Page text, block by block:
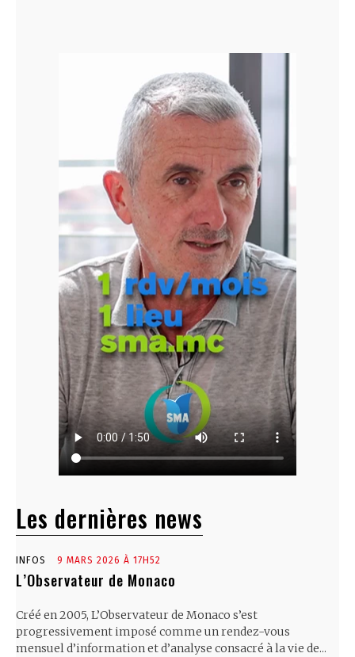
Les dernières news
INFOS 9 MARS 2026 À 17H52
L’Observateur de Monaco
Créé en 2005, L’Observateur de Monaco s’est
progressivement imposé comme un rendez-vous
mensuel d’information et d’analyse consacré à la vie de...